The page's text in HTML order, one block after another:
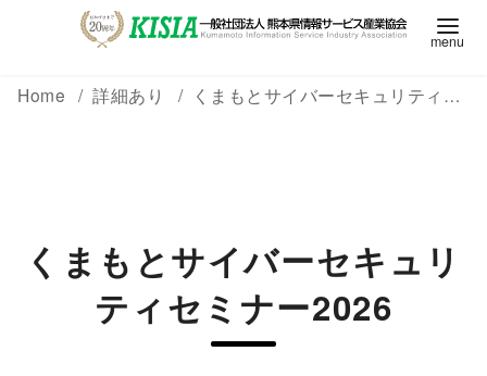
Home 詳細あり くまもとサイバーセキュリティセミナー2026
くまもとサイバーセキュリ
ティセミナー2026